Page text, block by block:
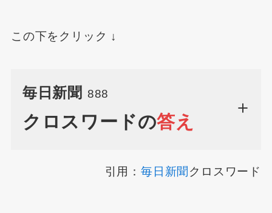
この下をクリック ↓
毎日新聞 888
クロスワードの答え
引用：毎日新聞 クロスワード